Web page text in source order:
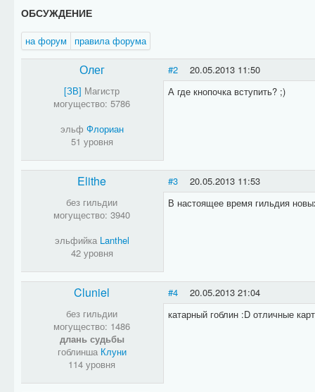
ОБСУЖДЕНИЕ
на форум правила форума
Олег #2
20.05.2013 11:50
[ЗВ] Магистр
могущество: 5786
эльф Флориан
51 уровня
А где кнопочка вступить? ;)
Elithe #3
20.05.2013 11:53
без гильдии
могущество: 3940
эльфийка Lanthel
42 уровня
В настоящее время гильдия
Cluniel #4
20.05.2013 21:04
без гильдии
могущество: 1486
длань судьбы
гоблинша Клуни
114 уровня
катарный гоблин :D отличные